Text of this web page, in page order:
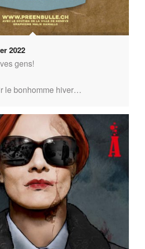
2022
gens!
le bonhomme hiver…